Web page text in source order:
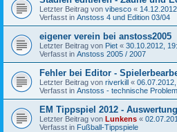
Letzter Beitrag von vibesco «
Verfasst in Anstoss 4 und Edition 03/04
eigener verein bei anstoss2005
Letzter Beitrag von Piet « 30.10.2012,
Verfasst in Anstoss 2005 / 2007
Fehler bei Editor -
Letzter Beitrag von riverkill «
Verfasst in Anstoss - technische
EM Tippspiel 2012 -
Letzter Beitrag von Lunkens «
Verfasst in Fußball-Tippspiele